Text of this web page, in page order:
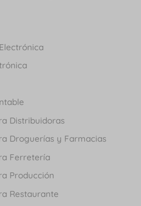
Distribuidoras
Droguerías y Farmacias
Ferretería
Producción
Restaurante